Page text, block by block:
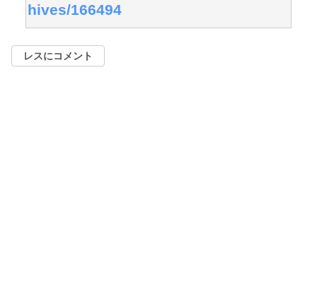
hives/166494
レスにコメント